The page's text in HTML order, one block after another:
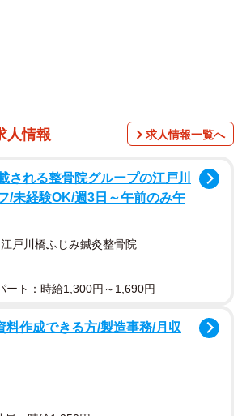
て心がつながる、かけがえのない一
にありがとうございました」とイベン
人情報 求人情報一覧へ
される整骨院グループの江戸川
/未経験OK/週3日～午前のみ午
戸川橋ふじみ鍼灸整骨院
ート：時給1,300円～1,690円
料作成できる方/製造事務/月収